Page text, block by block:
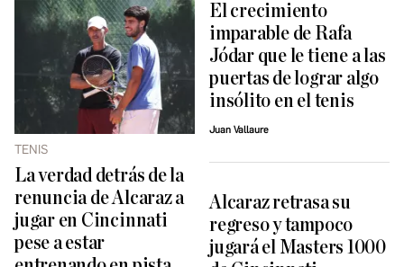
TENIS
La verdad detrás de la
renuncia de Alcaraz a
jugar en Cincinnati
pese a estar
El crecimiento
imparable de Rafa
Jódar que le tiene a las
puertas de lograr algo
insólito en el tenis
Juan Vallaure
Alcaraz retrasa su
regreso y tampoco
jugará el Masters 1000